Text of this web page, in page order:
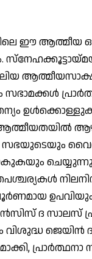
ഈ ആത്മീയ
സഭാമക്കള്‍
ആത്മീയതയില്‍
ദ സാലസ്
ജെയിന്‍
പ്രാര്‍ത്ഥനാ